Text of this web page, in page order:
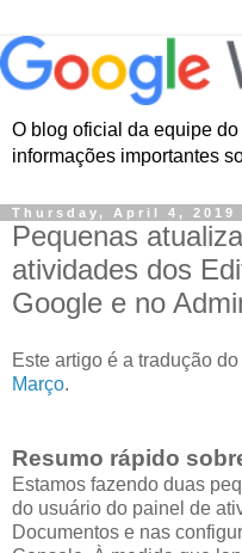
O blog oficial da equipe
informações importantes
Thursday, April 4, 2019
Pequenas
atividades dos
Google e no
Este artigo é a tradução do
Março.
Resumo rápido
Estamos fazendo duas
do usuário do painel de
Documentos e nas